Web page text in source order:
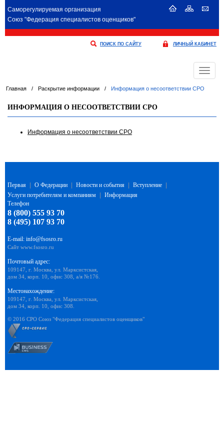
Саморегулируемая организация
Союз "Федерация специалистов оценщиков"
ПОИСК ПО САЙТУ ЛИЧНЫЙ КАБИНЕТ
Меню
Главная / Раскрытие информации / Информация о несоответствии СРО
ИНФОРМАЦИЯ О НЕСООТВЕТСТВИИ СРО
Информация о несоответствии СРО
Первая О Федерации Новости и события Вступление
Услуги потребителям и компаниям
Информация
Телефон
8 (800) 555 93 70
8 (495) 107 93 70
E-mail: info@fsosro.ru
Сайт www.fsosro.ru
Почтовый адрес:
109147, г. Москва, ул. Марксистская,
дом 34, корп. 10, офис 308, а/я №176.
Местонахождение:
109147, г. Москва, ул. Марксистская,
дом 34, корп. 10, офис 308.
© 2016 СРО Союз "Федерация специалистов оценщиков"